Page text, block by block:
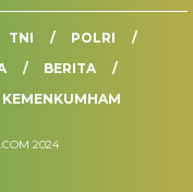
TNI
POLRI
BERITA
KEMENKUMHAM
2024